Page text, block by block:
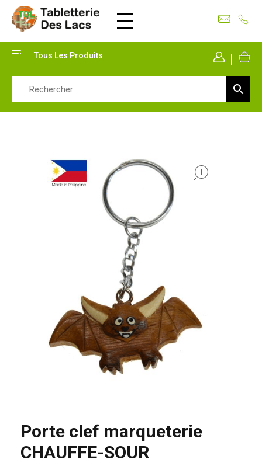
Tabletterie des Lacs
Tous Les Produits Mon
Porte clef marqueterie
CHAUFFE-SOUR